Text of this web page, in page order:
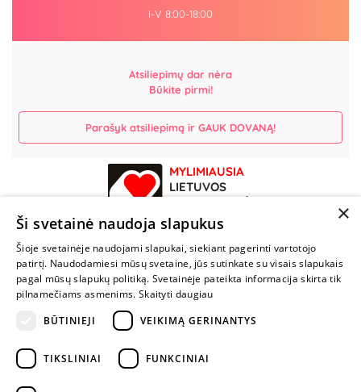
I-V 8:00-18:00
Atsiliepimų dar nėra
Būkite pirmi!
Parašyk atsiliepimą ir GAUK DOVANĄ!
MYLIMIAUSIA
LIETUVOS
PARDUOTUVĖ
NENUSTOK
ŽAISTI
+370 600 84088
info@fantazijos.lt
×
Ši svetainė naudoja slapukus
Šioje svetainėje naudojami slapukai, siekiant pagerinti vartotojo
patirtį. Naudodamiesi mūsų svetaine, jūs sutinkate su visais slapukais
pagal mūsų slapukų politiką. Svetainėje pateikta informacija skirta tik
pilnamečiams asmenims. Skaityti daugiau
BŪTINIEJI
VEIKIMĄ GERINANTYS
TIKSLINIAI FUNKCINIAI